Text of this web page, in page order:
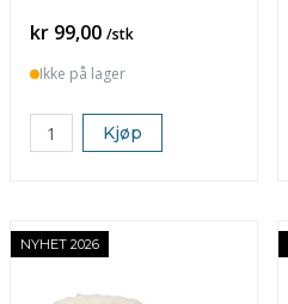
Pris
kr 99,00 /stk
Ikke på lager
Kjøp
NYHET 2026